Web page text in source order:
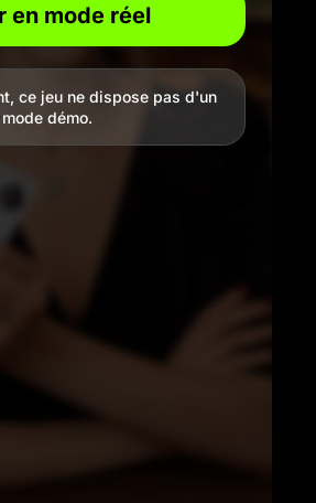
en mode réel
ce jeu ne dispose pas d'un
mode démo.